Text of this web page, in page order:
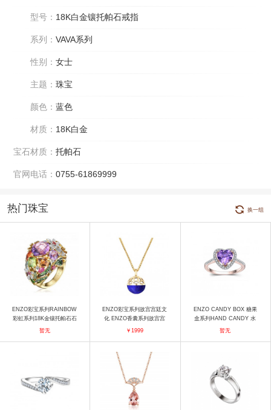
型号： 18K白金镶托帕石戒指
系列： VAVA系列
性别： 女士
主题： 珠宝
颜色： 蓝色
材质： 18K白金
宝石材质： 托帕石
官网电话： 0755-61869999
热门珠宝 换一组
ENZO彩宝系列RAINBOW
彩虹系列18K金镶托帕石石
榴石透辉石碧玺黄晶紫晶橄
暂无
ENZO彩宝系列故宫宫廷文
化 ENZO香囊系列故宫宫
廷文化xENZO香囊系列 18
￥1999
ENZO CANDY BOX 糖果
盒系列HAND CANDY 水
果硬糖18K玫瑰金镶紫晶钻
暂无